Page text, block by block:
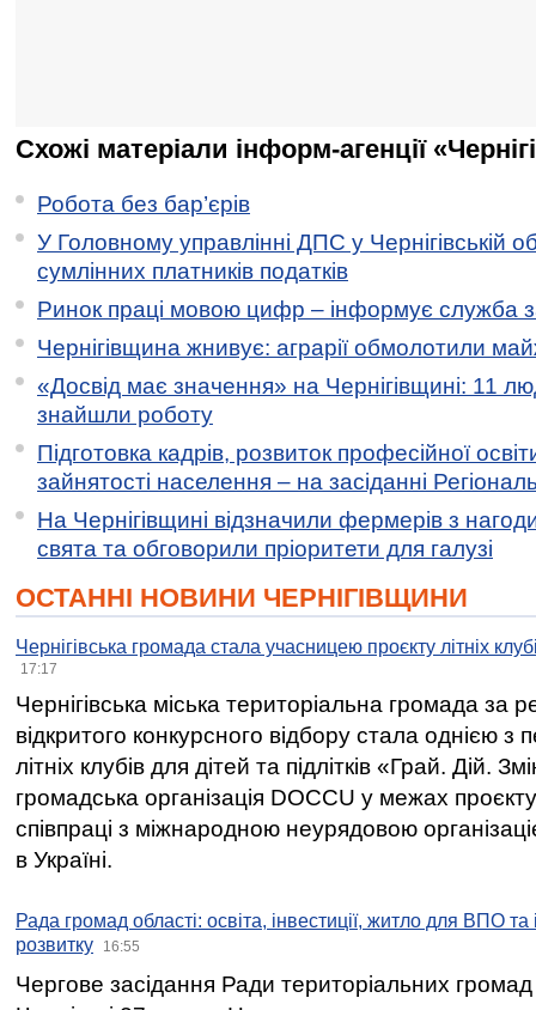
Схожі матеріали інформ-агенції
Робота без бар’єрів
У Головному управлінні ДПС у Чернігівській
сумлінних платників податків
Ринок праці мовою цифр – інформує служба
Чернігівщина жнивує: аграрії обмолотили
«Досвід має значення» на Чернігівщині: 11
знайшли роботу
Підготовка кадрів, розвиток професійної
зайнятості населення – на засіданні
На Чернігівщині відзначили фермерів з
свята та обговорили пріоритети для галузі
ОСТАННІ НОВИНИ ЧЕРНІГІВЩИНИ
Чернігівська громада стала учасницею проєкту літніх
17:17
Чернігівська міська територіальна громада за
відкритого конкурсного відбору стала однією
літніх клубів для дітей та підлітків «Грай. Дій.
громадська організація DOCCU у межах
співпраці з міжнародною неурядовою
в Україні.
Рада громад області: освіта, інвестиції, житло для ВПО
розвитку
16:55
Чергове засідання Ради територіальних громад